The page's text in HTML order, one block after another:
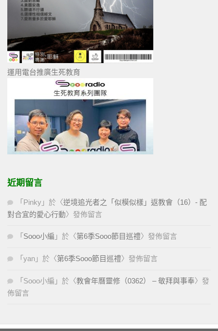
運用電台推廣生死教育
近期留言
「 Pinky 」於〈逆境追光者之「似模似樣」返教會（16）- 配
對合宜的愛心行動〉發佈留言
「 Sooo小編 」於〈第6季Sooo節目巡禮〉發佈留言
「 yan 」於〈第6季Sooo節目巡禮〉發佈留言
「 Sooo小編 」於〈教會年曆靈修（0362） – 敬拜與事奉〉發
佈留言